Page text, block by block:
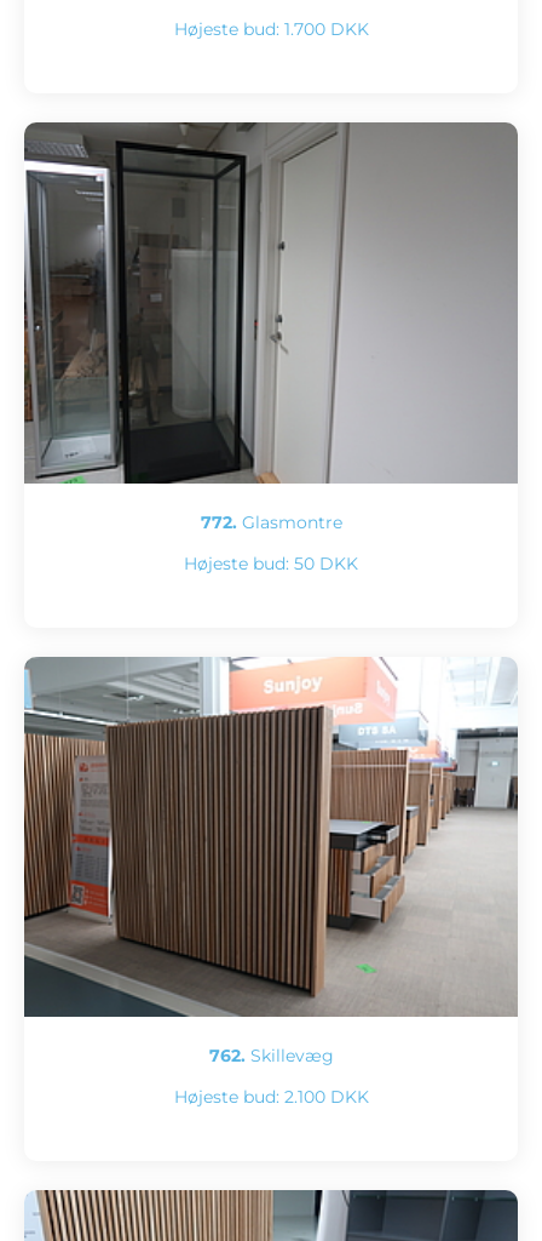
Højeste bud: 1.700 DKK
772. Glasmontre
Højeste bud: 50 DKK
762. Skillevæg
Højeste bud: 2.100 DKK